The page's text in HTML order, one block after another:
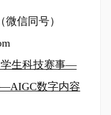
信同号）
生科技赛事—
数字内容